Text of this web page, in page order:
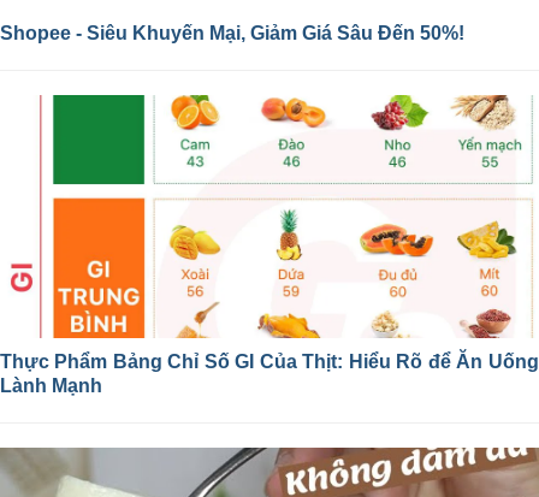
Shopee - Siêu Khuyến Mại, Giảm Giá Sâu Đến 50%!
Thực Phẩm Bảng Chỉ Số GI Của Thịt: Hiểu Rõ để Ăn Uống
Lành Mạnh